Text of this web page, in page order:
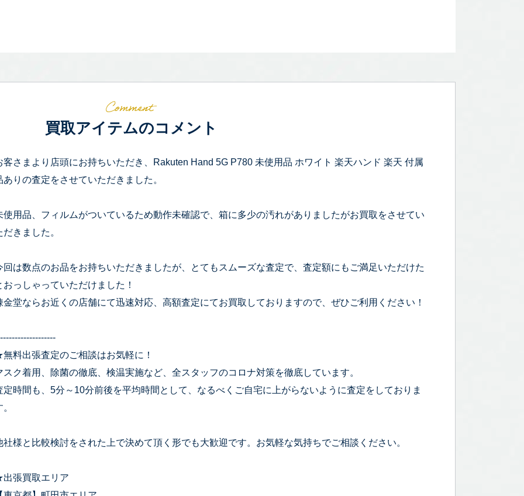
買取アイテムのコメント
客さまより店頭にお持ちいただき、Rakuten Hand 5G P780 未使用品 ホワイト 楽天ハンド 楽天 付属
ありの査定をさせていただきました。
使用品、フィルムがついているため動作未確認で、箱に多少の汚れがありましたがお買取をさせてい
だきました。
回は数点のお品をお持ちいただきましたが、とてもスムーズな査定で、査定額にもご満足いただけた
おっしゃっていただけました！
金堂ならお近くの店舗にて迅速対応、高額査定にてお買取しておりますので、ぜひご利用ください！
料出張査定のご相談はお気軽に！
スク着用、除菌の徹底、検温実施など、全スタッフのコロナ対策を徹底しています。
定時間も、5分～10分前後を平均時間として、なるべくご自宅に上がらないように査定をしておりま
社様と比較検討をされた上で決めて頂く形でも大歓迎です。お気軽な気持ちでご相談ください。
張買取エリア